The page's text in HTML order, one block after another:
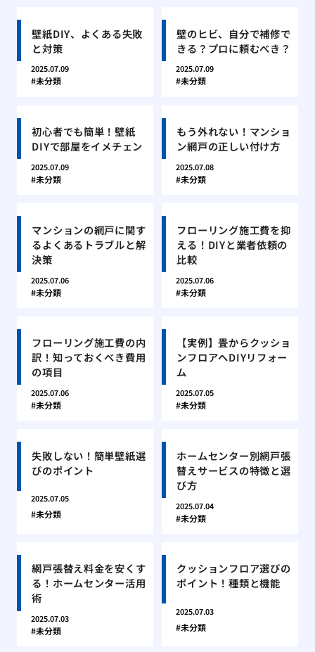
壁紙DIY、よくある失敗
と対策
2025.07.09
未分類
壁のヒビ、自分で補修で
きる？プロに頼むべき？
2025.07.09
未分類
初心者でも簡単！壁紙
DIYで部屋をイメチェン
2025.07.09
未分類
もう外れない！マンショ
ン網戸の正しい付け方
2025.07.08
未分類
マンションの網戸に関す
るよくあるトラブルと解
決策
2025.07.06
未分類
フローリング施工費を抑
える！DIYと業者依頼の
比較
2025.07.06
未分類
フローリング施工費の内
訳！知っておくべき費用
の項目
2025.07.06
未分類
【実例】畳からクッショ
ンフロアへDIYリフォー
ム
2025.07.05
未分類
失敗しない！簡単壁紙選
びのポイント
2025.07.05
未分類
ホームセンター別網戸張
替えサービスの特徴と選
び方
2025.07.04
未分類
網戸張替え料金を安くす
る！ホームセンター活用
術
2025.07.03
未分類
クッションフロア選びの
ポイント！種類と機能
2025.07.03
未分類